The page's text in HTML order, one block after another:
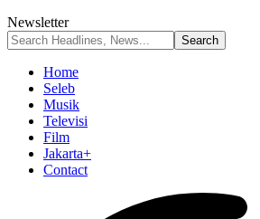
Newsletter
Home
Seleb
Musik
Televisi
Film
Jakarta+
Contact